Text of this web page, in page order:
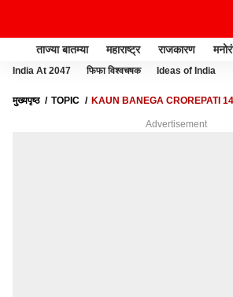
ताज्या बातम्या महाराष्ट्र राजकारण
India At 2047 फिफा विश्वचषक Ideas of India
मुख्यपृष्ठ TOPIC KAUN BANEGA CROREPATI 14
Advertisement